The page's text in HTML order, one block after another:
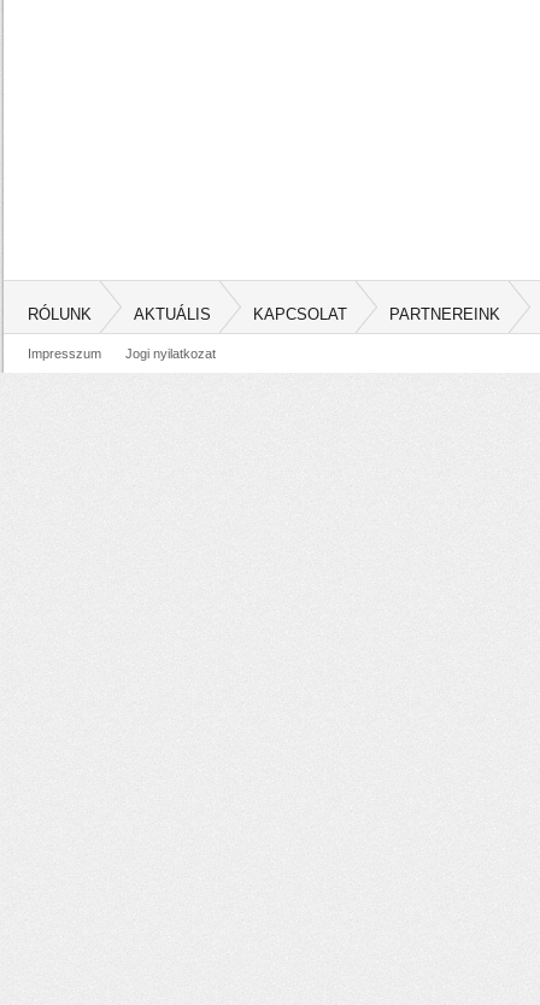
RÓLUNK AKTUÁLIS KAPCSOLAT PARTNEREINK
Impresszum Jogi nyilatkozat